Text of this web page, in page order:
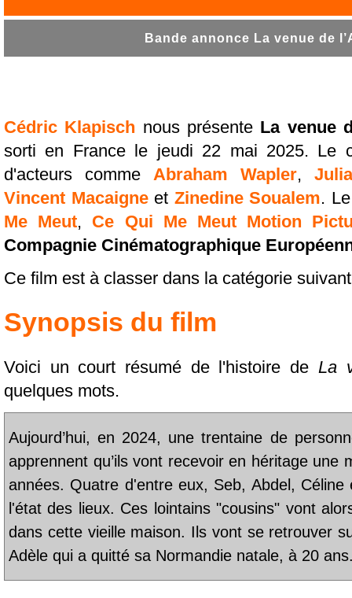
Bande annonce La venue de
Cédric Klapisch nous présente La venue
sorti en France le jeudi 22 mai 2025. Le
d'acteurs comme Abraham Wapler,
Vincent Macaigneet Zinedine Soualem.
Me Meut, Ce Qui Me Meut Motion
Compagnie Cinématographique
Ce film est à classer dans la catégorie
Synopsis du film
Voici un court résumé de l'histoire de La
quelques mots.
Aujourd’hui, en 2024, une trentaine de
apprennent qu’ils vont recevoir en héritage une
années. Quatre d'entre eux, Seb, Abdel, Céline
l'état des lieux. Ces lointains "cousins" vont
dans cette vieille maison. Ils vont se retrouver
Adèle qui a quitté sa Normandie natale, à 20